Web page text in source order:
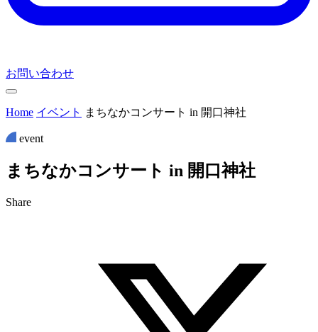
お問い合わせ
Home イベント まちなかコンサート in 開口神社
event
ま ちなかコ ンサー ト in 開 口神社
Share